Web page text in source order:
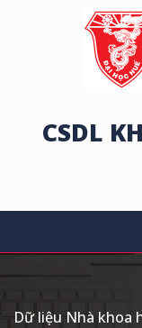
CSDL
Dữ liệu Nhà khoa